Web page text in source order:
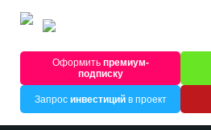
Оформитьпремиум-
подписку
Запрос инвестицийв проект